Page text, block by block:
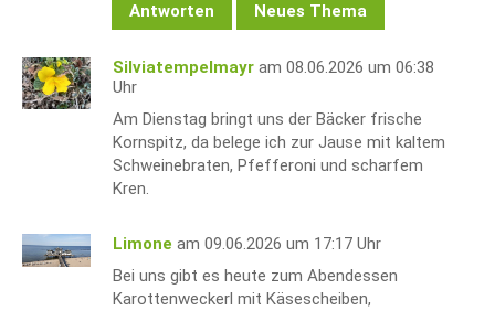
Antworten Neues Thema
Silviatempelmayr am 08.06.2026 um 06:38
Uhr
Am Dienstag bringt uns der Bäcker frische
Kornspitz, da belege ich zur Jause mit kaltem
Schweinebraten, Pfefferoni und scharfem
Kren.
Limone am 09.06.2026 um 17:17 Uhr
Bei uns gibt es heute zum Abendessen
Karottenweckerl mit Käsescheiben,